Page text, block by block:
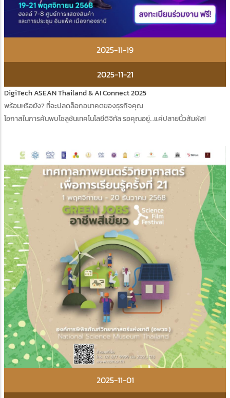
2025-11-19
2025-11-21
DigiTech ASEAN Thailand & AI Connect 2025
พร้อมหรือยัง? ที่จะปลดล็อกอนาคตของธุรกิจคุณ
โอกาสในการค้นพบโซลูชันเทคโนโลยีดิจิทัล รอคุณอยู่…แค่ปลายนิ้วสัมผัส!
2025-11-01